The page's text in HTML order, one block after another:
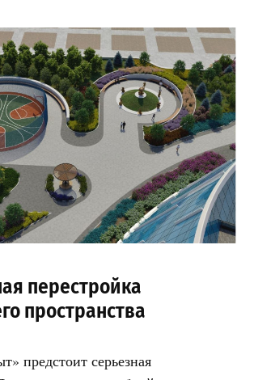
перестройка
пространства
предстоит серьезная